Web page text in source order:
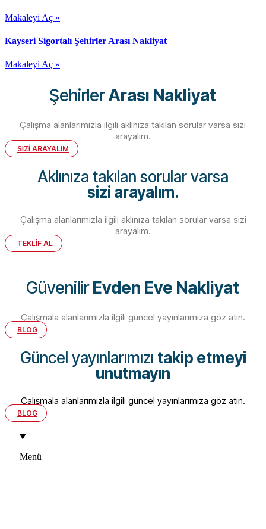
Makaleyi Aç »
Kayseri Sigortalı Şehirler Arası Nakliyat
Makaleyi Aç »
ŞehirlerArası Nakliyat
Çalışma alanlarımızla ilgili aklınıza takılan sorular varsa sizi
arayalım.
SİZİ ARAYALIM
Aklınıza takılan sorular varsa
sizi arayalım.
Çalışma alanlarımızla ilgili aklınıza takılan sorular varsa sizi
arayalım.
TEKLİF AL
GüvenilirEvden Eve Nakliyat
Çalışmala alanlarımızla ilgili güncel yayınlarımıza göz atın.
BLOG
Güncel yayınlarımızı takip etmeyi
unutmayın
Çalışmala alanlarımızla ilgili güncel yayınlarımıza göz atın.
BLOG
Menü